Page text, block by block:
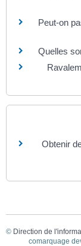
Peut-on
Quelles
Obtenir
© Direction de
comarquage